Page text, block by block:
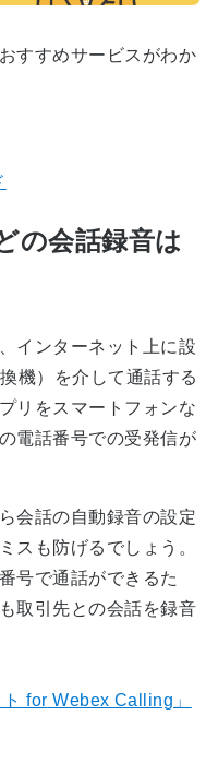
すすめサービスがわか
の会話録音は
インターネット上に設
機）を介して通話する
リをスマートフォンな
電話番号での受発信が
会話の自動録音の設定
スも防げるでしょう。
号で通話ができるた
取引先との会話を録音
ト for Webex Calling」